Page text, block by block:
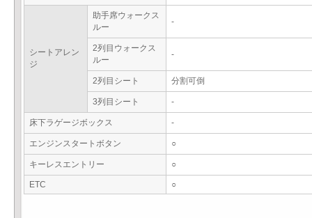
シートアレン
ジ
助手席ウォークス
ルー
-
2列目ウォークス
ルー
-
2列目シート 分割可倒
3列目シート -
床下ラゲージボックス -
エンジンスタートボタン ○
キーレスエントリー ○
ETC ○